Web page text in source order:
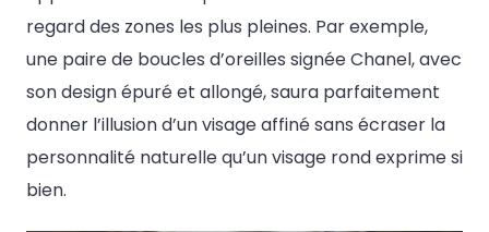
regard des zones les plus pleines. Par exemple,
une paire de boucles d’oreilles signée Chanel, avec
son design épuré et allongé, saura parfaitement
donner l’illusion d’un visage affiné sans écraser la
personnalité naturelle qu’un visage rond exprime si
bien.